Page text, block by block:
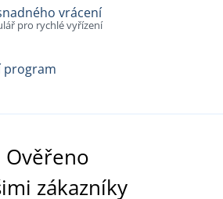
vrácení
pro rychlé vyřízení
program
Ověřeno
zákazníky